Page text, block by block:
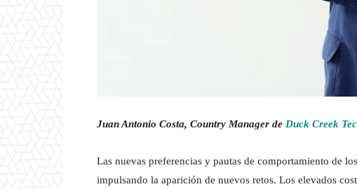
Juan Antonio Costa, Country Manager de Duck Creek
Las nuevas preferencias y pautas de comportamiento de
impulsando la aparición de nuevos retos. Los elevados